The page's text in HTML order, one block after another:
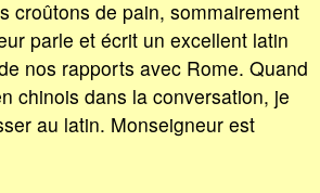
croûtons de pain, sommairement
parle et écrit un excellent latin
nos rapports avec Rome. Quand
chinois dans la conversation, je
au latin. Monseigneur est